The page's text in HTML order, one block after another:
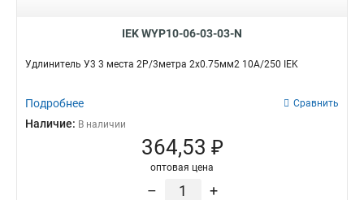
IEK WYP10-06-03-03-N
Удлинитель У3 3 места 2Р/3метра 2х0.75мм2 10А/250 IEK
Подробнее Сравнить
Наличие: В наличии
364,53 ₽
оптовая цена
– +